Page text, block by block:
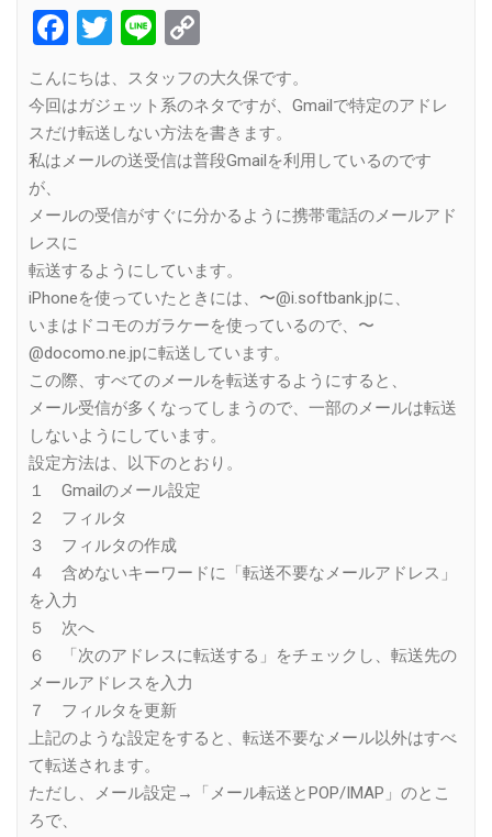
Facebook
Twitter
Line
Link
こんにちは、スタッフの大久保です。
今回はガジェット系のネタですが、Gmailで特定のアドレ
スだけ転送しない方法を書きます。
私はメールの送受信は普段Gmailを利用しているのです
が、
メールの受信がすぐに分かるように携帯電話のメールアド
レスに
転送するようにしています。
iPhoneを使っていたときには、〜@i.softbank.jpに、
いまはドコモのガラケーを使っているので、〜
@docomo.ne.jpに転送しています。
この際、すべてのメールを転送するようにすると、
メール受信が多くなってしまうので、一部のメールは転送
しないようにしています。
設定方法は、以下のとおり。
１ Gmailのメール設定
２ フィルタ
３ フィルタの作成
４ 含めないキーワードに「転送不要なメールアドレス」
を入力
５ 次へ
６ 「次のアドレスに転送する」をチェックし、転送先の
メールアドレスを入力
７ フィルタを更新
上記のような設定をすると、転送不要なメール以外はすべ
て転送されます。
ただし、メール設定→「メール転送とPOP/IMAP」のとこ
ろで、